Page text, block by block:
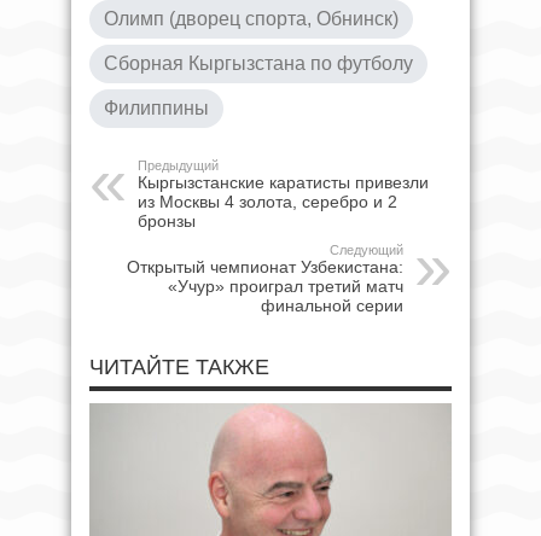
Олимп (дворец спорта, Обнинск)
Сборная Кыргызстана по футболу
Филиппины
Предыдущий
Кыргызстанские каратисты привезли
из Москвы 4 золота, серебро и 2
бронзы
Следующий
Открытый чемпионат Узбекистана:
«Учур» проиграл третий матч
финальной серии
ЧИТАЙТЕ ТАКЖЕ